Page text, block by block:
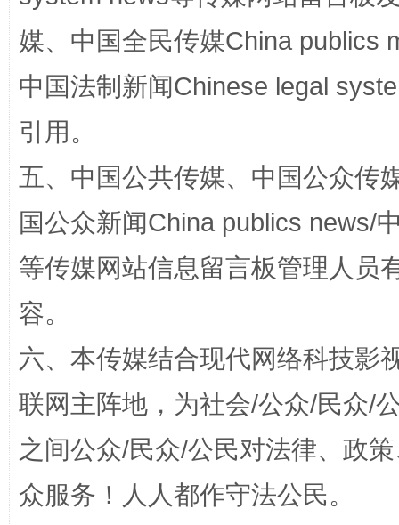
“蜀中异人”王建安的艺术幻境
媒、中国全民传媒China publics
中国法制新闻Chinese legal
引用。
五、中国公共传媒、中国公众传
国公众新闻China publics news/
等传媒网站信息留言板管理人员
容。
六、本传媒结合现代网络科技影
联网主阵地，为社会/公众/民众/
之间公众/民众/公民对法律、政
众服务！人人都作守法公民。